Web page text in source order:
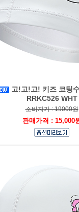
고!고!고! 키즈 코팅
RRKC526 WHT
소비자가 : 19000원
판매가격 : 15,000